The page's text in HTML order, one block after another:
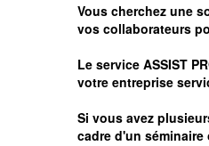
Vous cherchez une
vos collaborateurs
Le service ASSIST
votre entreprise
Si vous avez
cadre d'un